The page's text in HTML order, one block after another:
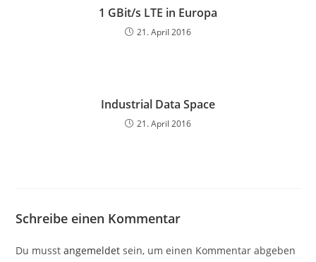
1 GBit/s LTE in Europa
21. April 2016
Industrial Data Space
21. April 2016
Schreibe einen Kommentar
Du musstangemeldet sein, um einen Kommentar abgeben